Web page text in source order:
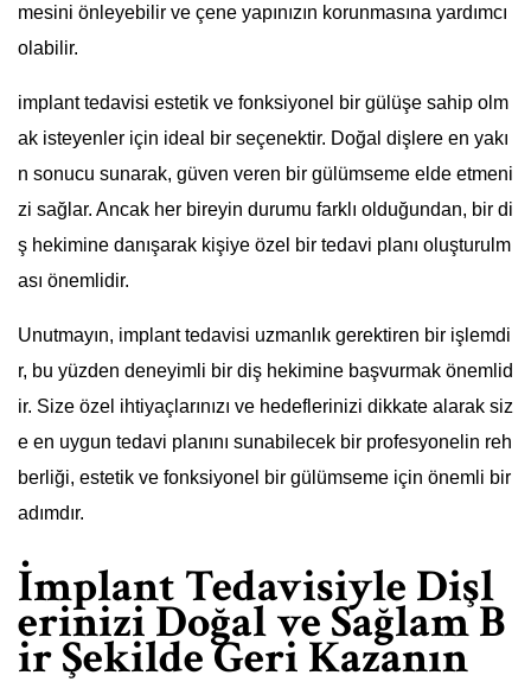
mesini önleyebilir ve çene yapınızın korunmasına yardımcı
olabilir.
implant tedavisi estetik ve fonksiyonel bir gülüşe sahip olm
ak isteyenler için ideal bir seçenektir. Doğal dişlere en yakı
n sonucu sunarak, güven veren bir gülümseme elde etmeni
zi sağlar. Ancak her bireyin durumu farklı olduğundan, bir di
ş hekimine danışarak kişiye özel bir tedavi planı oluşturulm
ası önemlidir.
Unutmayın, implant tedavisi uzmanlık gerektiren bir işlemdi
r, bu yüzden deneyimli bir diş hekimine başvurmak önemlid
ir. Size özel ihtiyaçlarınızı ve hedeflerinizi dikkate alarak siz
e en uygun tedavi planını sunabilecek bir profesyonelin reh
berliği, estetik ve fonksiyonel bir gülümseme için önemli bir
adımdır.
İmplant Tedavisiyle Dişl
erinizi Doğal ve Sağlam B
ir Şekilde Geri Kazanın